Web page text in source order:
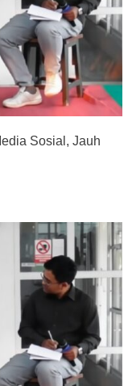
Sosial, Jauh